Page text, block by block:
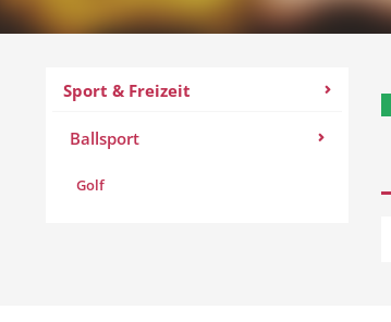
Sport & Freizeit
Ballsport
Golf